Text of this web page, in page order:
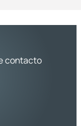
contacto